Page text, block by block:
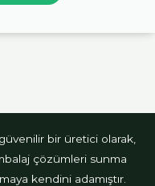
bir üretici olarak,
çözümleri sunma
kendini adamıştır.